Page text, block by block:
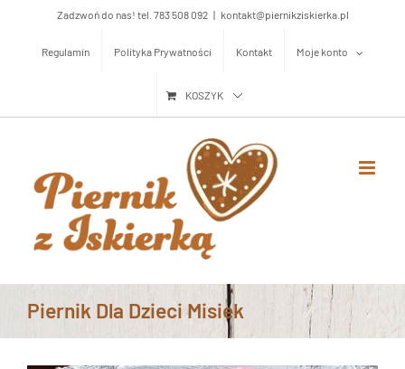
zawartości
Zadzwoń do nas! tel. 783 508 092 | kontakt@piernikziskierka.pl
Regulamin Polityka Prywatności Kontakt Moje konto
KOSZYK
Piernik Dla Dzieci Misiek